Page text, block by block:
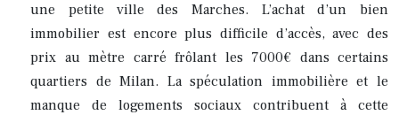
une petite ville des Marches. L’achat d’un bien
immobilier est encore plus difficile d’accès, avec des
prix au mètre carré frôlant les 7000€ dans certains
quartiers de Milan. La spéculation immobilière et le
manque de logements sociaux contribuent à cette